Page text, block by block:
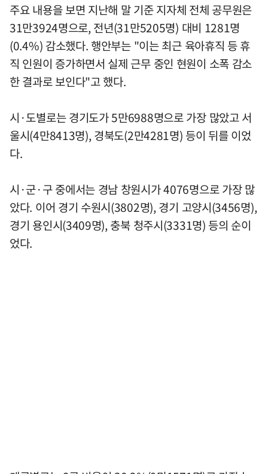
주요 내용을 보면 지난해 말 기준 지자체 전체 공무원은
31만3924명으로, 전년(31만5205명) 대비 1281명
(0.4%) 감소했다. 행안부는 "이는 최근 육아휴직 등 휴
직 인원이 증가하면서 실제 근무 중인 현원이 소폭 감소
한 결과로 보인다"고 했다.
시·도별로는 경기도가 5만6988명으로 가장 많았고 서
울시(4만8413명), 경북도(2만4281명) 등이 뒤를 이었
다.
시·군·구 중에서는 경남 창원시가 4076명으로 가장 많
았다. 이어 경기 수원시(3802명), 경기 고양시(3456명),
경기 용인시(3409명), 충북 청주시(3331명) 등의 순이
었다.